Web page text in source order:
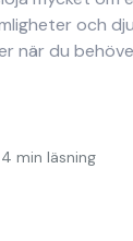
och
när du
4 min läsning